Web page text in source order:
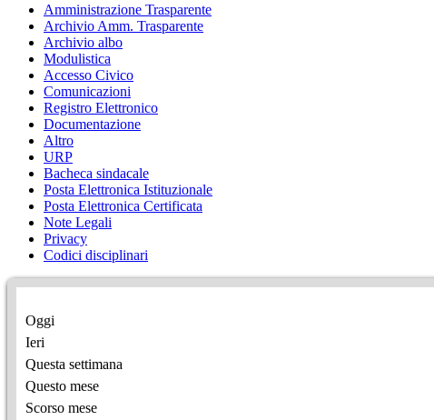
Amministrazione Trasparente
Archivio Amm. Trasparente
Archivio albo
Modulistica
Accesso Civico
Comunicazioni
Registro Elettronico
Documentazione
Altro
URP
Bacheca sindacale
Posta Elettronica Istituzionale
Posta Elettronica Certificata
Note Legali
Privacy
Codici disciplinari
Oggi
Ieri
Questa settimana
Questo mese
Scorso mese